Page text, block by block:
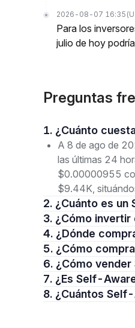
2026-08-07 16:35
Para los
julio de hoy
Preguntas
1. ¿Cuánto
A 8 de ago de
las últimas 24
$0.00000955
$9.44K,
2. ¿Cuánto es
3. ¿Cómo
4. ¿Dónde
5. ¿Cómo
6. ¿Cómo
7. ¿Es Self-
8. ¿Cuántos